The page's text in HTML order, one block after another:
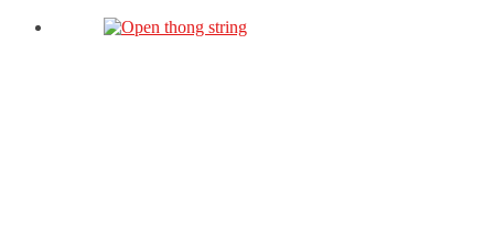
populariteit